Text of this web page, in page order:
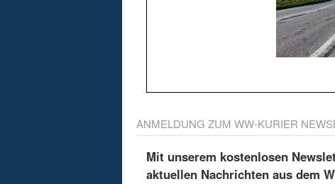
ANMELDUNG ZUM WW-KURIER
Mit unserem kostenlosen
aktuellen Nachrichten aus dem